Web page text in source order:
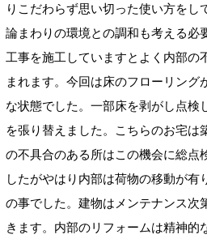
りこだわらず思い切った使い方をし
論まわりの環境との調和も考える必
工事を施工していますとよく内部の
まれます。今回は床のフローリング
な状態でした。一部床を剥がし点検
を張り替えました。こちらのお宅は
の不具合のある所はこの機会に総点
したがやはり内部は荷物の移動が有
の事でした。建物はメンテナンス次
きます。内部のリフォームは精神的